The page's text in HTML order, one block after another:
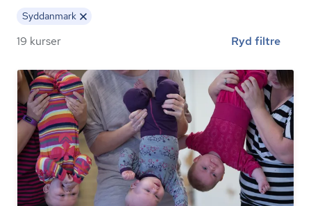
Syddanmark
19 kurser Ryd filtre